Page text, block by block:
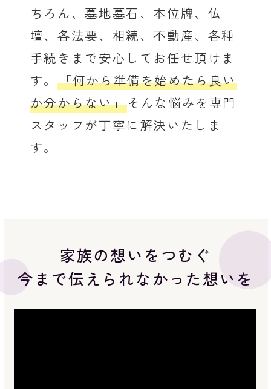
ちろん、墓地墓石、本位牌、仏
壇、各法要、相続、不動産、各種
手続きまで安心してお任せ頂けま
す。「何から準備を始めたら良い
か分からない」そんな悩みを専門
スタッフが丁寧に解決いたしま
す。
家族の想いをつむぐ
今まで伝えられなかった想いを